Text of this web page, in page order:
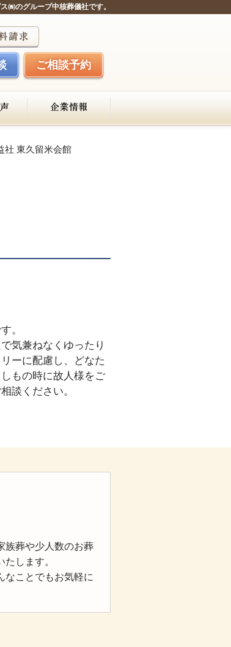
㈱のグループ中核葬儀社です。
ご相談予約
社 東久留米会館
。
気兼ねなくゆったり
ーに配慮し、どなた
もの時に故人様をご
談ください。
族葬や少人数のお葬
します。
なことでもお気軽に